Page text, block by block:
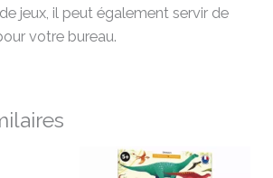
jeux, il peut également servir de
votre bureau.